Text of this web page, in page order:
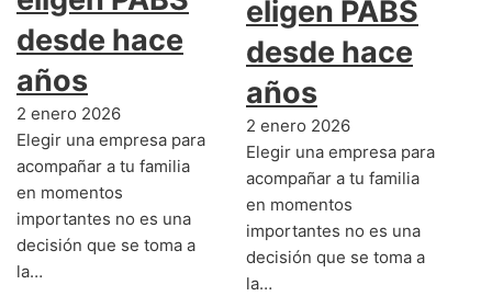
desde hace
años
2 enero 2026
Elegir una empresa para
acompañar a tu familia
en momentos
importantes no es una
decisión que se toma a
la…
eligen PABS
desde hace
años
2 enero 2026
Elegir una empresa para
acompañar a tu familia
en momentos
importantes no es una
decisión que se toma a
la…